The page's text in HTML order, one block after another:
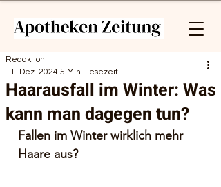
Haarausfall im Winter: Was
kann man dagegen tun?
Redaktion
11. Dez. 2024 5 Min. Lesezeit
Fallen im Winter wirklich mehr
Haare aus?